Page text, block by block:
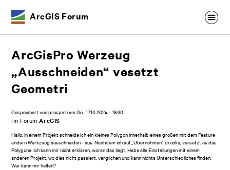
ArcGIS Forum
ArcGisPro Werzeug
„Ausschneiden“ vesetzt
Geometri
Gespeichert vonprospeziamDo., 17.10.2024 - 18:30
im ForumArcGIS
Hallo, in einem Projekt schneide ich ein kleines Polygon innerhalb eines großen mit dem Feature
ändern Werkzeug ausschneiden - aus. Nachdem ich auf „Übernehmen“ drücke, versetzt es das
Polygone. Ich kann mir nicht erklären, woran das liegt. Habe alle Einstellungen mit einem
anderen Projekt, wo dies nicht passiert, verglichen und kann nichts Unterschiedliches finden.
Wer kann mir helfen?